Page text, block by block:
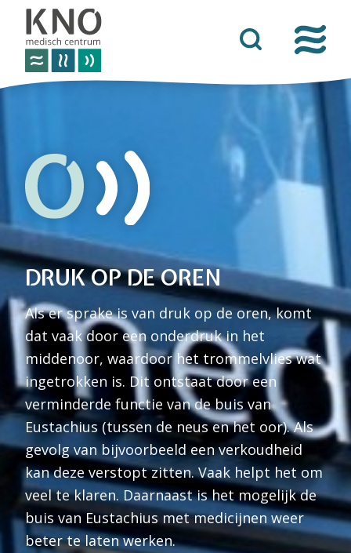
over het knomc
praktische informatie
vacatures
afspraken
contact
DRUK OP DE OREN
Als er sprake is van druk op de oren, komt
dat vaak door een onderdruk in het
middenoor, waardoor het trommelvlies wat
ingetrokken is. Dit ontstaat door een
verminderde functie van de buis van
Eustachius (tussen de neus en het oor). Als
gevolg van bijvoorbeeld een verkoudheid
kan deze verstopt zitten. Vaak helpt het om
veel te klaren. Daarnaast is het mogelijk de
buis van Eustachius met medicijnen weer
beter te laten werken.